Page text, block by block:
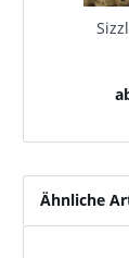
Ähnliche